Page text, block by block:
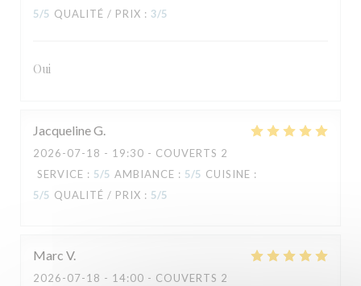
5/5 QUALITÉ / PRIX : 3/5
Oui
JacquelineG
2026-07-18 - 19:30 - COUVERTS 2
SERVICE : 5/5 AMBIANCE : 5/5 CUISINE :
5/5 QUALITÉ / PRIX : 5/5
Marc V
2026-07-18 - 14:00 - COUVERTS 2